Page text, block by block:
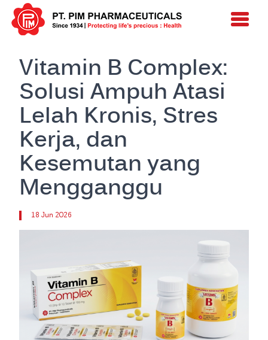
Vitamin B Complex:
Solusi Ampuh Atasi
Lelah Kronis, Stres
Kerja, dan
Kesemutan yang
Mengganggu
18 Jun 2026